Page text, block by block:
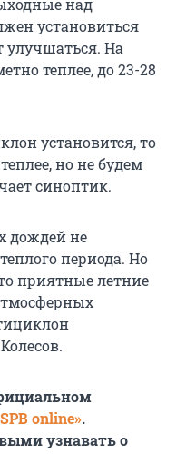
над
установиться
улучшаться. На
теплее, до 23-28
установится, то
но не будем
синоптик.
дождей не
периода. Но
приятные летние
online».
узнавать о